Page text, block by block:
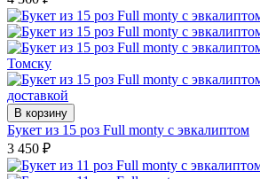
В корзину
Букет из 15 роз Full monty с эвкалиптом
3 450 ₽